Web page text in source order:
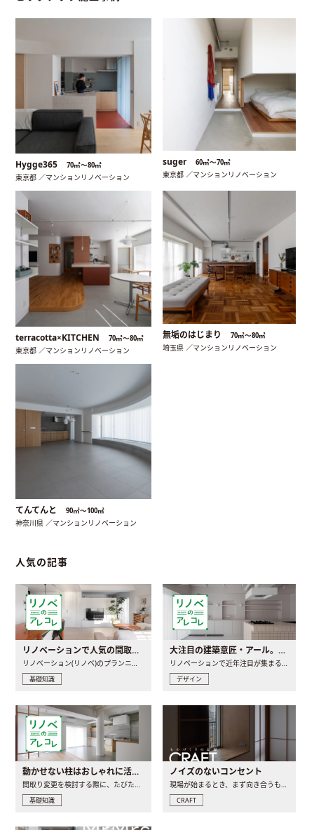
Hygge365 70㎡〜80㎡
東京都 ／マンションリノベーション
suger 60㎡〜70㎡
東京都 ／マンションリノベーション
terracotta×KITCHEN 70㎡〜80㎡
東京都 ／マンションリノベーション
無垢のはじまり 70㎡〜80㎡
埼玉県 ／マンションリノベーション
てんてんと 90㎡〜100㎡
神奈川県 ／マンションリノベーション
人気の記事
リノベーションで人気の間取りとは？トレンドの間取りと実例を徹底解説
リノベーション(リノベ)のプランニングで一番最初に決めるのは..
基礎知識
大注目の建築意匠・アール。人気の理由と空間に取り入れるポイント
リノベーションで近年注目が集まる建築意匠の一つであるアール..
デザイン
動かせない柱はおしゃれに活用！柱を魅せるリノベーション(リノベ)4選
間取り変更を検討する際に、たびたび皆さんの頭を悩ませる動か..
基礎知識
ノイズのないコンセント
現場が始まるとき、まず向き合うものの一つがコンセントです..
CRAFT